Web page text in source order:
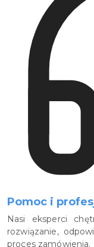
Pomoc i
Nasi eksperci
rozwiązanie,
proces zamówienia.